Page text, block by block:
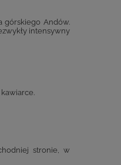
górskiego Andów.
intensywny
stronie, w